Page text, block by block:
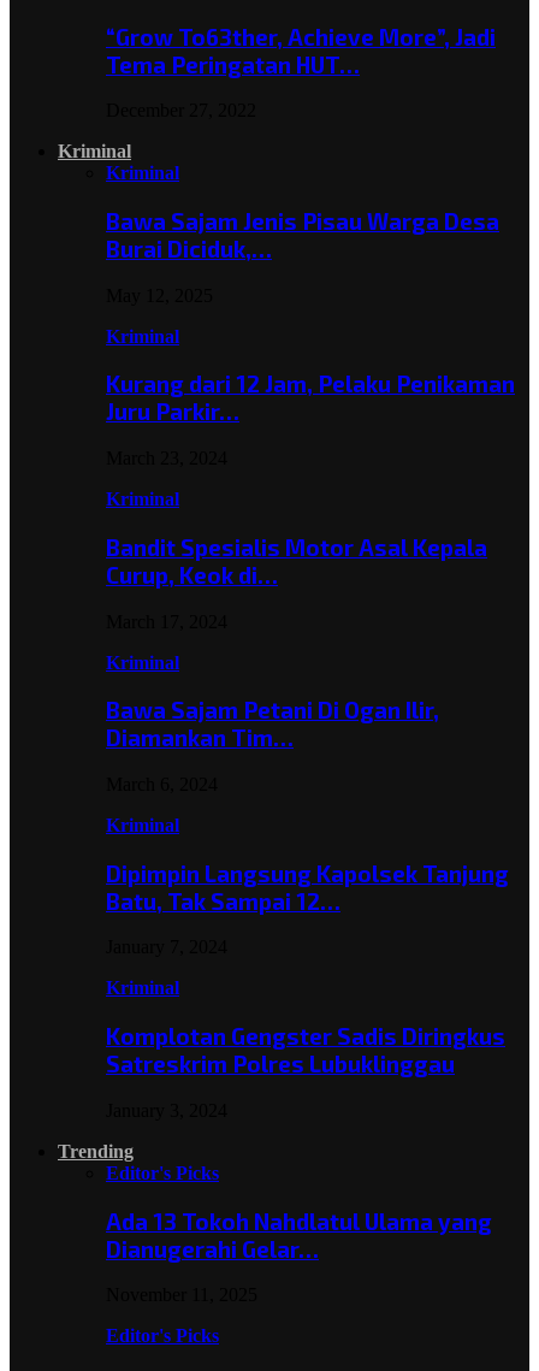
“Grow To63ther, Achieve More”, Jadi
Tema Peringatan HUT…
Kriminal
Kriminal
Bawa Sajam Jenis Pisau Warga Desa
Burai Diciduk,…
Kriminal
Kurang dari 12 Jam, Pelaku Penikaman
Juru Parkir…
Kriminal
Bandit Spesialis Motor Asal Kepala
Curup, Keok di…
Kriminal
Bawa Sajam Petani Di Ogan Ilir,
Diamankan Tim…
Kriminal
Dipimpin Langsung Kapolsek Tanjung
Batu, Tak Sampai 12…
Kriminal
Komplotan Gengster Sadis Diringkus
Satreskrim Polres Lubuklinggau
Trending
Editor's Picks
Ada 13 Tokoh Nahdlatul Ulama yang
Dianugerahi Gelar…
Editor's Picks